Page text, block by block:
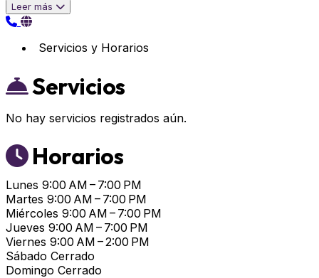
Leer más
Servicios y Horarios
Servicios
No hay servicios registrados aún.
Horarios
Lunes 9:00 AM – 7:00 PM
Martes 9:00 AM – 7:00 PM
Miércoles 9:00 AM – 7:00 PM
Jueves 9:00 AM – 7:00 PM
Viernes 9:00 AM – 2:00 PM
Sábado Cerrado
Domingo Cerrado